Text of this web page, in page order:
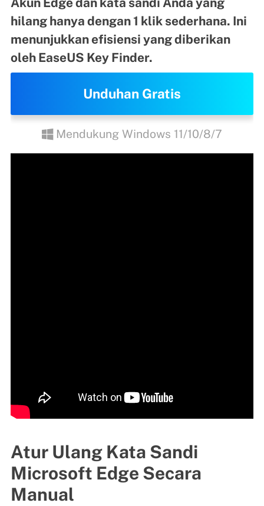
hilang hanya dengan 1 klik sederhana. Ini
menunjukkan efisiensi yang diberikan
oleh EaseUS Key Finder.
Unduhan Gratis
Mendukung Windows 11/10/8/7
Atur Ulang Kata Sandi
Microsoft Edge Secara
Manual